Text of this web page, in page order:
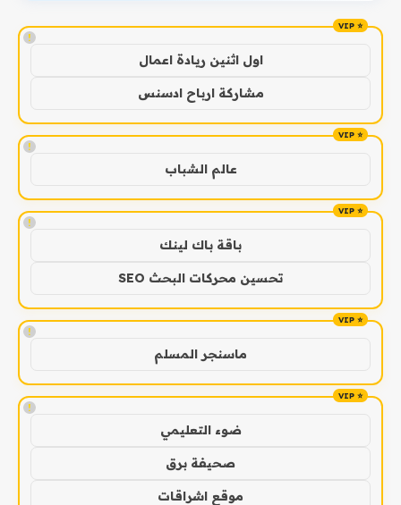
!
اول اثنين ريادة اعمال
مشاركة ارباح ادسنس
!
عالم الشباب
!
باقة باك لينك
تحسين محركات البحث SEO
!
ماسنجر المسلم
!
ضوء التعليمي
صحيفة برق
موقع اشراقات